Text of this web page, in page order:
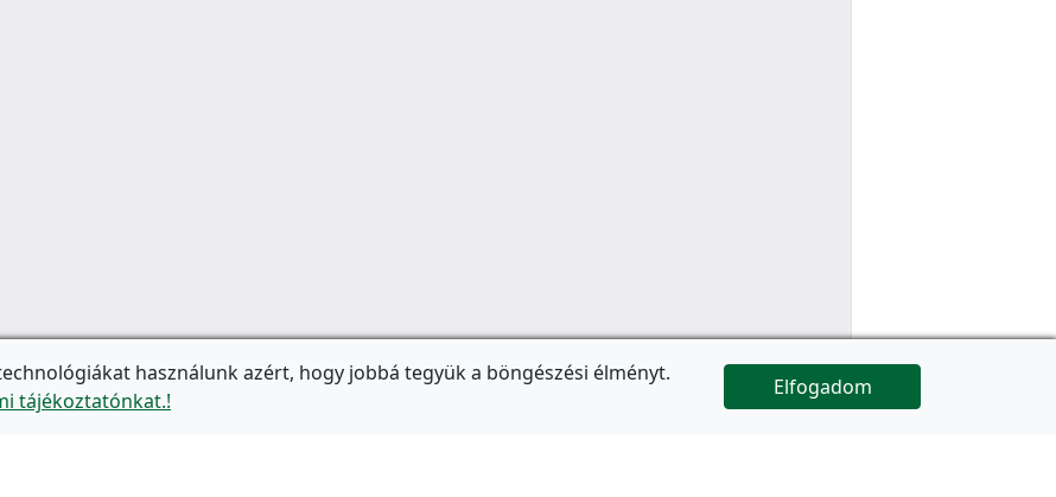
Az oldal folytatódik
használunk azért, hogy jobbá tegyük a böngészési élményt.
tájékoztatónkat.!
Elfogadom